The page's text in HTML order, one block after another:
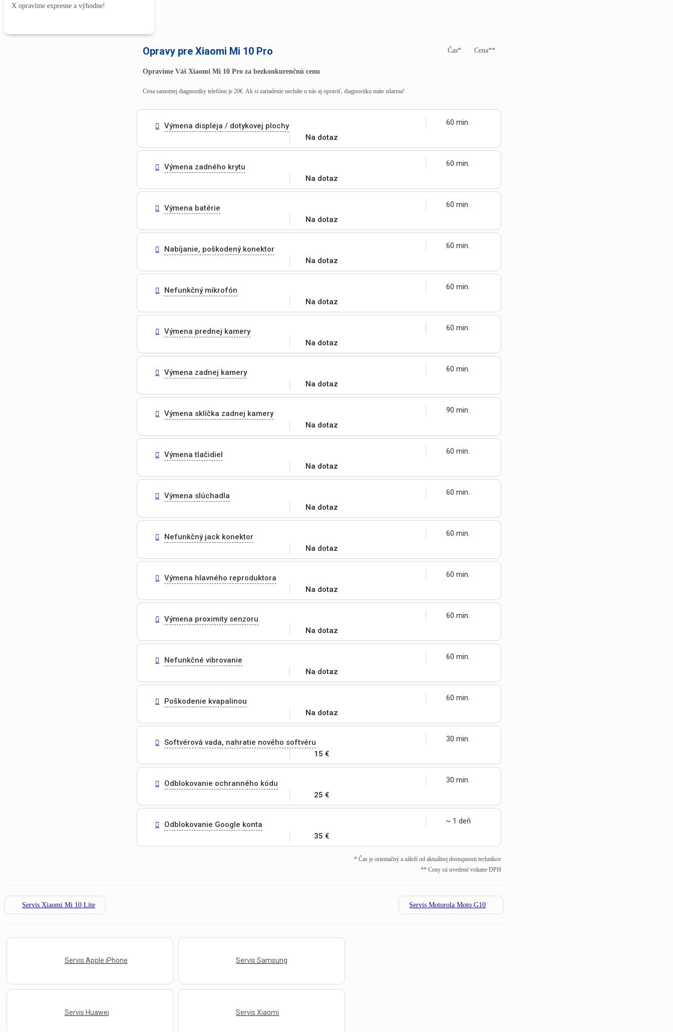
X opravíme expresne a výhodne!
Opravy pre Xiaomi Mi 10 Pro
Opravíme Váš Xiaomi Mi 10 Pro za bezkonkurenčnú cenu
Cena samotnej diagnostiky telefónu je 20€. Ak si zariadenie necháte u nás aj opraviť, diagnostiku máte zdarma!
Čas* Cena**
Výmena displeja / dotykovej plochy
60 min.
Na dotaz
Výmena zadného krytu
60 min.
Na dotaz
Výmena batérie
60 min.
Na dotaz
Nabíjanie, poškodený konektor
60 min.
Na dotaz
Nefunkčný mikrofón
60 min.
Na dotaz
Výmena prednej kamery
60 min.
Na dotaz
Výmena zadnej kamery
60 min.
Na dotaz
Výmena sklíčka zadnej kamery
90 min.
Na dotaz
Výmena tlačidiel
60 min.
Na dotaz
Výmena slúchadla
60 min.
Na dotaz
Nefunkčný jack konektor
60 min.
Na dotaz
Výmena hlavného reproduktora
60 min.
Na dotaz
Výmena proximity senzoru
60 min.
Na dotaz
Nefunkčné vibrovanie
60 min.
Na dotaz
Poškodenie kvapalinou
60 min.
Na dotaz
Softvérová vada, nahratie nového softvéru
30 min.
15 €
Odblokovanie ochranného kódu
30 min.
25 €
Odblokovanie Google konta
~ 1 deň
35 €
* Čas je orientačný a záleží od aktuálnej dostupnosti technikov
** Ceny sú uvedené vrátane DPH
Servis Xiaomi Mi 10 Lite Servis Motorola Moto G10
Servis Apple iPhone Servis Samsung
Servis Huawei Servis Xiaomi